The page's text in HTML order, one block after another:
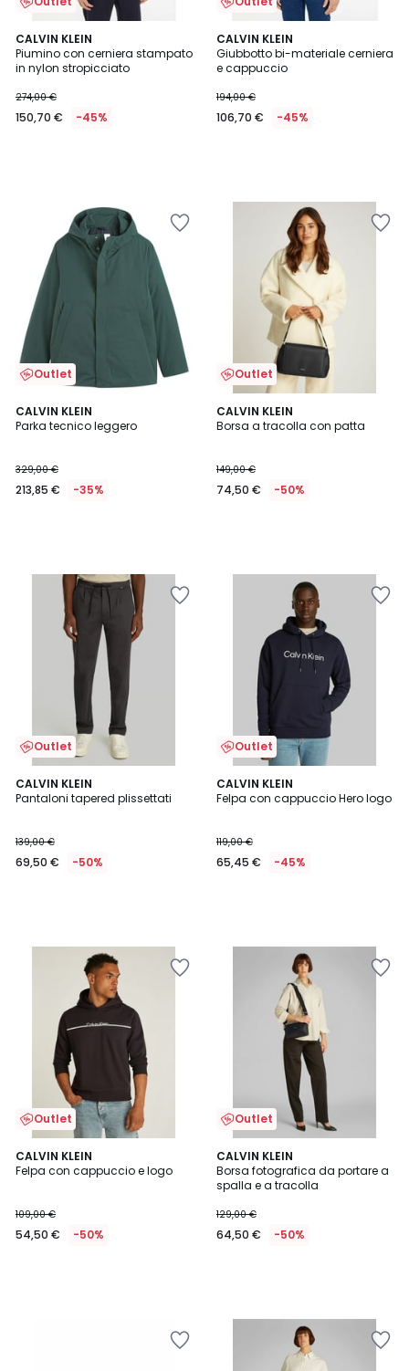
CALVIN KLEIN
Piumino con cerniera stampato
in nylon stropicciato
274,00 €
150,70 € -45%
CALVIN KLEIN
Giubbotto bi-materiale cerniera
e cappuccio
194,00 €
106,70 € -45%
Outlet
CALVIN KLEIN
Parka tecnico leggero
329,00 €
213,85 € -35%
Outlet
CALVIN KLEIN
Borsa a tracolla con patta
149,00 €
74,50 € -50%
Outlet
CALVIN KLEIN
Pantaloni tapered plissettati
139,00 €
69,50 € -50%
Outlet
CALVIN KLEIN
Felpa con cappuccio Hero logo
119,00 €
65,45 € -45%
Outlet
CALVIN KLEIN
Felpa con cappuccio e logo
109,00 €
54,50 € -50%
Outlet
CALVIN KLEIN
Borsa fotografica da portare a
spalla e a tracolla
129,00 €
64,50 € -50%